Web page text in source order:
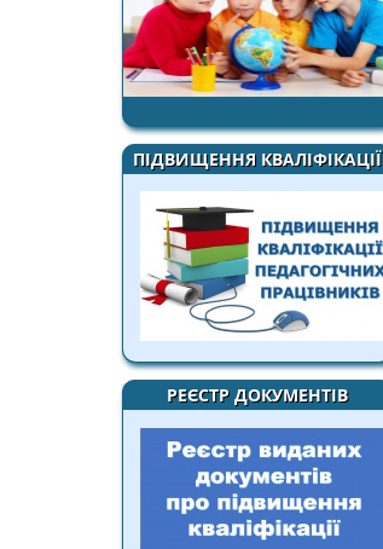
ПІДВИЩЕННЯ КВАЛІФІКАЦІЇ
РЕЄСТР ДОКУМЕНТІВ